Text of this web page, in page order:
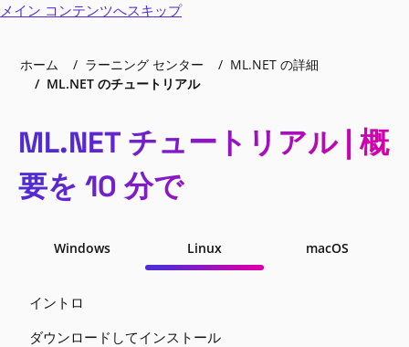
メイン コンテンツへスキップ
ホーム ラーニング センター
ML.NET の詳細
ML.NET のチュートリアル
ML.NET チュートリアル | 概
要を 10 分で
Windows Linux macOS
イントロ
ダウンロードしてインストール